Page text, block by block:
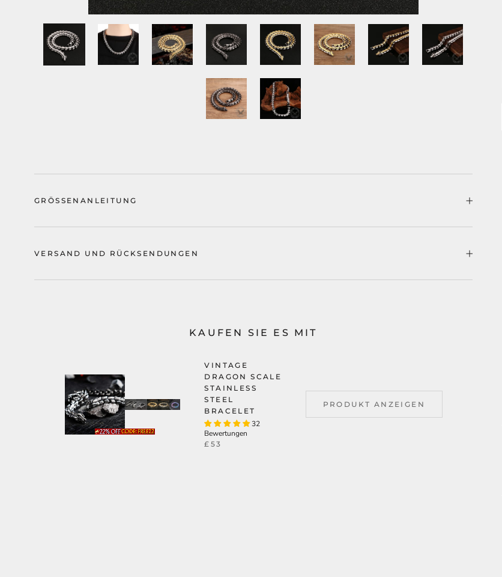
GRÖSSENANLEITUNG
VERSAND UND RÜCKSENDUNGEN
KAUFEN SIE ES MIT
VINTAGE
DRAGON SCALE
STAINLESS
STEEL
BRACELET
32
Bewertungen
£53
PRODUKT ANZEIGEN